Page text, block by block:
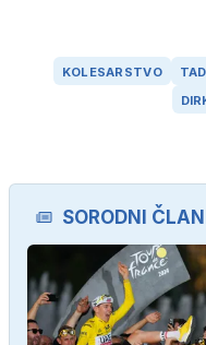
KOLESARSTVO
SORODNI